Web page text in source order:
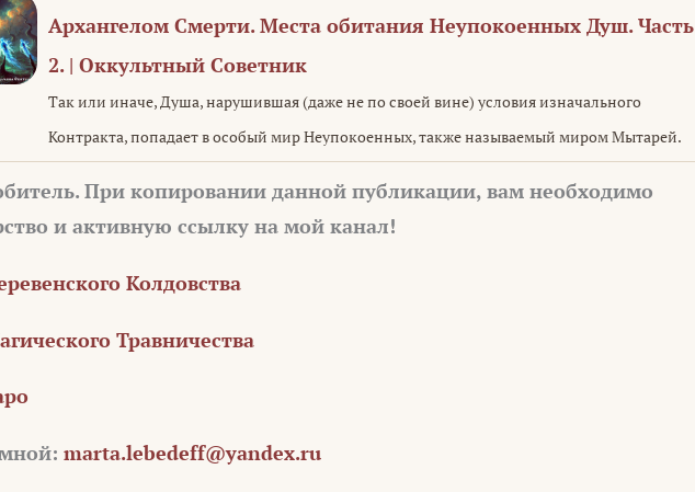
Архангелом Смерти. Места обитания Неупокоенных Душ. Часть
2. | Оккультный Советник
Так или иначе, Душа, нарушившая (даже не по своей вине) условия изначального
Контракта, попадает в особый мир Неупокоенных, также называемый миром Мытарей.
При копировании данной публикации, вам необходимо
и активную ссылку на мой канал!
Колдовства
Травничества
marta.lebedeff@yandex.ru